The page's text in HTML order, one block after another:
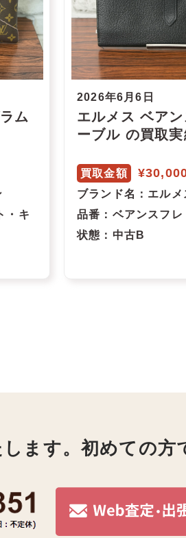
ム
・キ
2026年6月6日
エルメス ベア
ーブル の買取
買取金額
ブランド名 ：エル
品番 ：ベアンスフレ
状態 ：中古B
ます。初めての方